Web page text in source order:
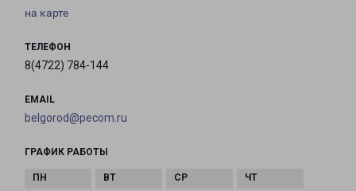
на карте
ТЕЛЕФОН
8(4722) 784-144
EMAIL
belgorod@pecom.ru
ГРАФИК РАБОТЫ